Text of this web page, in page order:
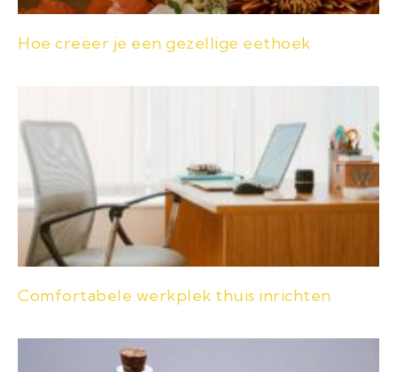
Hoe creëer je een gezellige eethoek
Comfortabele werkplek thuis inrichten